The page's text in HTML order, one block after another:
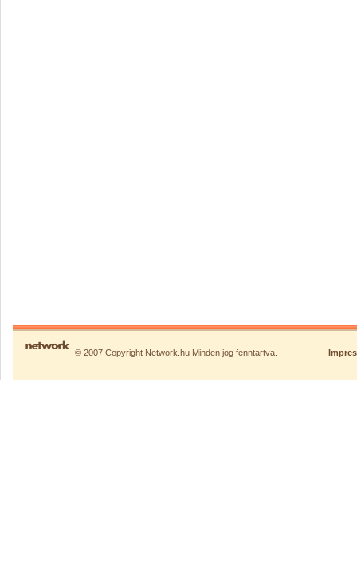
© 2007 Copyright Network.hu Minden jog fenntartva.